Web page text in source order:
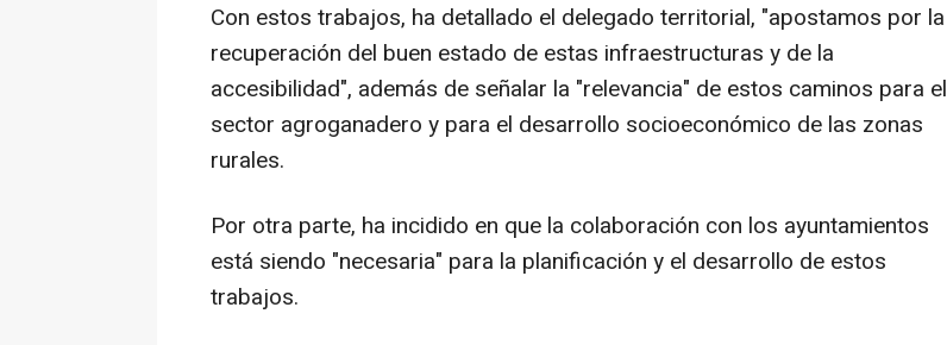
Con estos trabajos, ha detallado el delegado territorial, "apostamos por la
recuperación del buen estado de estas infraestructuras y de la
accesibilidad", además de señalar la "relevancia" de estos caminos para el
sector agroganadero y para el desarrollo socioeconómico de las zonas
rurales.
Por otra parte, ha incidido en que la colaboración con los ayuntamientos
está siendo "necesaria" para la planificación y el desarrollo de estos
trabajos.